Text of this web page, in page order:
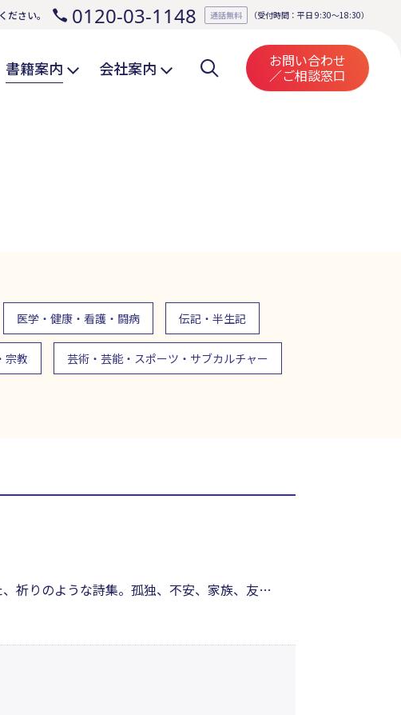
さい。 0120-03-1148 通話無料 （受付時間：平日 9:30～18:30）
書籍案内 会社案内 お問い合わせ
／ご相談窓口
医学・健康・看護・闘病 伝記・半生記
宗教 芸術・芸能・スポーツ・サブカルチャー
祈りのような詩集。孤独、不安、家族、友
がら、それでも誰かを愛し、ぬくもりを求